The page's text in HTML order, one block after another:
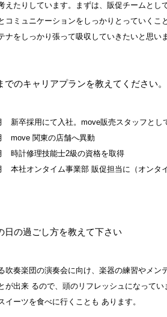
えたりしています。まずは、販促チームとし
コミュニケーションをしっかりとっていくこ
ナをしっかり張って吸収していきたいと思いま
のキャリアプランを教えてください。
新卒採用にて入社。move販売スタッフとし
move 関東の店舗へ異動
時計修理技能士2級の資格を取得
本社オンタイム事業部 販促担当に（オンタ
の過ごし方を教えて下さい
吹奏楽団の演奏会に向け、楽器の練習やメン
が出来 るので、頭のリフレッシュになって
イーツを食べに行くことも あります。